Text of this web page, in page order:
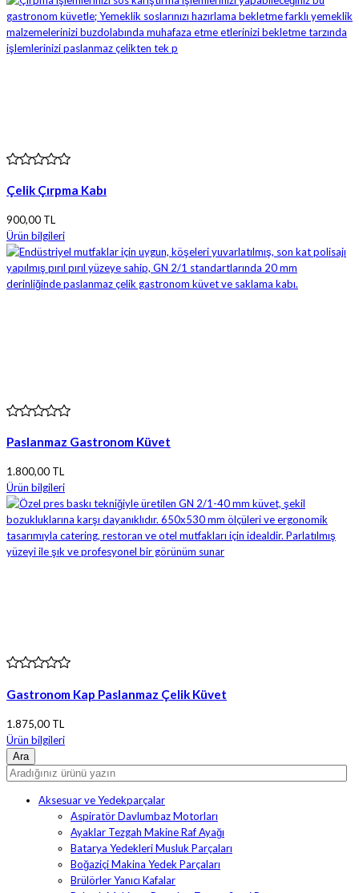
Çelik Çırpma Kabı
900,00 TL
Ürün bilgileri
Paslanmaz Gastronom Küvet
1.800,00 TL
Ürün bilgileri
Gastronom Kap Paslanmaz Çelik Küvet
1.875,00 TL
Ürün bilgileri
Aksesuar ve Yedekparçalar
Aspiratör Davlumbaz Motorları
Ayaklar Tezgah Makine Raf Ayağı
Batarya Yedekleri Musluk Parçaları
Boğaziçi Makina Yedek Parçaları
Brülörler Yanıcı Kafalar